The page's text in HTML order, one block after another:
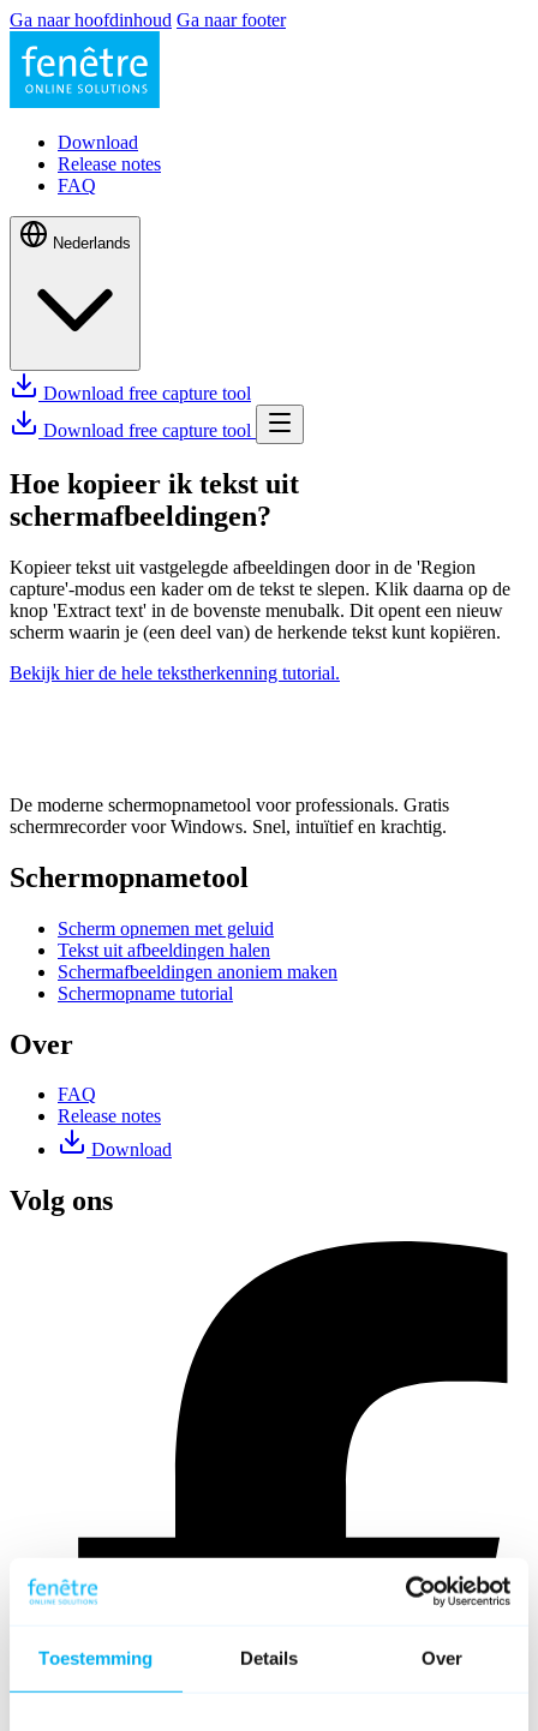
Toestemming Details Over
Ga naar hoofdinhoud Ga naar footer
Download
Release notes
FAQ
Nederlands
Download free capture tool
Download free capture tool
Hoe kopieer ik tekst uit
schermafbeeldingen?
Kopieer tekst uit vastgelegde afbeeldingen door in de 'Region
capture'-modus een kader om de tekst te slepen. Klik daarna op de
knop 'Extract text' in de bovenste menubalk. Dit opent een nieuw
scherm waarin je (een deel van) de herkende tekst kunt kopiëren.
Bekijk hier de hele tekstherkenning tutorial.
De moderne schermopnametool voor professionals. Gratis
schermrecorder voor Windows. Snel, intuïtief en krachtig.
Schermopnametool
Scherm opnemen met geluid
Tekst uit afbeeldingen halen
Schermafbeeldingen anoniem maken
Schermopname tutorial
Over
FAQ
Release notes
Download
Volg ons